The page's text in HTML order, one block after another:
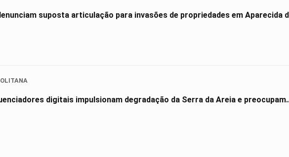
suposta articulação para invasões de propriedades em Aparecida
digitais impulsionam degradação da Serra da Areia e